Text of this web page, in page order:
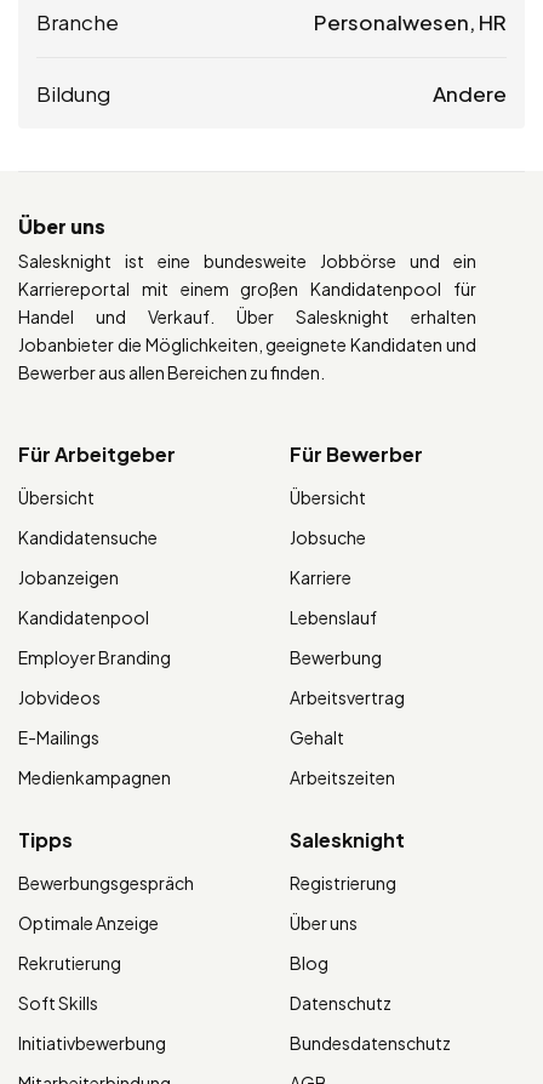
Branche Personalwesen, HR
Bildung Andere
Über uns
Salesknight ist eine bundesweite Jobbörse und ein
Karriereportal mit einem großen Kandidatenpool für
Handel und Verkauf. Über Salesknight erhalten
Jobanbieter die Möglichkeiten, geeignete Kandidaten und
Bewerber aus allen Bereichen zu finden.
Für Arbeitgeber
Übersicht
Kandidatensuche
Jobanzeigen
Kandidatenpool
Employer Branding
Jobvideos
E-Mailings
Medienkampagnen
Für Bewerber
Übersicht
Jobsuche
Karriere
Lebenslauf
Bewerbung
Arbeitsvertrag
Gehalt
Arbeitszeiten
Tipps
Bewerbungsgespräch
Optimale Anzeige
Rekrutierung
Soft Skills
Initiativbewerbung
Salesknight
Registrierung
Über uns
Blog
Datenschutz
Bundesdatenschutz